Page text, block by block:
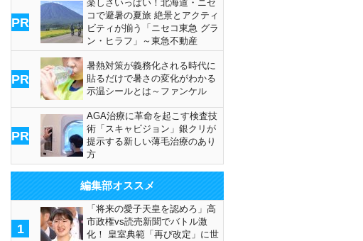
PR
楽しさいっぱい！北海道・ニセ
コで避暑の夏旅 絶景とアクティ
ビティが揃う「ニセコ東急 グラ
ン・ヒラフ」～東急不動産
PR
暑熱対策が義務化される時代に
貼るだけで暑さの変化がわかる
示温シールとは～ファンケル
PR
AGA治療に革命を起こす検査技
術「スキャビジョン」銀クリが
提示する新しい薄毛治療のあり
方
編集部オススメ
1
「将来の愛子天皇を認めろ」高
市政権vs読売新聞でバトル激
化！ 皇室典範「再び改定」に世